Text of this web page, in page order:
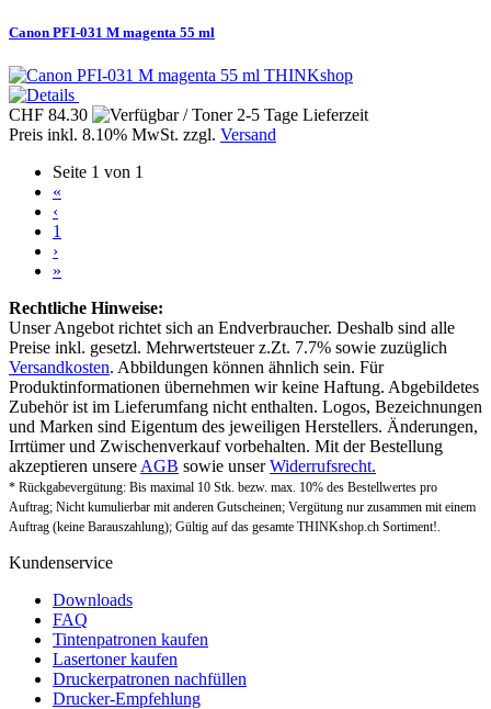
Canon PFI-031 M magenta 55 ml
THINKshop
CHF 84.30
Preis inkl. 8.10% MwSt. zzgl. Versand
Seite 1 von 1
«
‹
1
›
»
Rechtliche Hinweise:
Unser Angebot richtet sich an Endverbraucher. Deshalb sind alle
Preise inkl. gesetzl. Mehrwertsteuer z.Zt. 7.7% sowie zuzüglich
Versandkosten. Abbildungen können ähnlich sein. Für
Produktinformationen übernehmen wir keine Haftung. Abgebildetes
Zubehör ist im Lieferumfang nicht enthalten. Logos, Bezeichnungen
und Marken sind Eigentum des jeweiligen Herstellers. Änderungen,
Irrtümer und Zwischenverkauf vorbehalten. Mit der Bestellung
akzeptieren unsere AGB sowie unserWiderrufsrecht.
* Rückgabevergütung: Bis maximal 10 Stk. bezw. max. 10% des Bestellwertes pro
Auftrag; Nicht kumulierbar mit anderen Gutscheinen; Vergütung nur zusammen mit einem
Auftrag (keine Barauszahlung); Gültig auf das gesamte THINKshop.ch Sortiment!.
Kundenservice
Downloads
FAQ
Tintenpatronen kaufen
Lasertoner kaufen
Druckerpatronen nachfüllen
Drucker-Empfehlung